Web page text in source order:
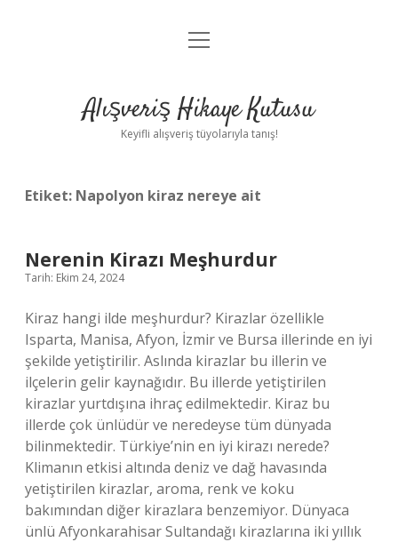
Anasayfa
Yasal Uyarı
menüyü
Alışveriş Hikaye Kutusu
Keyifli alışveriş tüyolarıyla tanış!
Etiket: Napolyon kiraz nereye ait
Nerenin Kirazı Meşhurdur
Tarih: Ekim 24, 2024
Kiraz hangi ilde meşhurdur? Kirazlar özellikle
Isparta, Manisa, Afyon, İzmir ve Bursa illerinde en iyi
şekilde yetiştirilir. Aslında kirazlar bu illerin ve
ilçelerin gelir kaynağıdır. Bu illerde yetiştirilen
kirazlar yurtdışına ihraç edilmektedir. Kiraz bu
illerde çok ünlüdür ve neredeyse tüm dünyada
bilinmektedir. Türkiye’nin en iyi kirazı nerede?
Klimanın etkisi altında deniz ve dağ havasında
yetiştirilen kirazlar, aroma, renk ve koku
bakımından diğer kirazlara benzemiyor. Dünyaca
ünlü Afyonkarahisar Sultandağı kirazlarına iki yıllık